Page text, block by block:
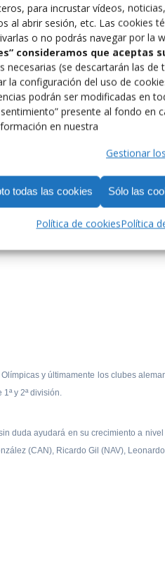
para incrustar vídeos,
al abrir sesión, etc. Las cookies
o no podrás navegar por la
consideramos que aceptas
necesarias (se descartarán las
la configuración del uso de
podrán ser modificadas en
presente al fondo en
en nuestra
Gestionar
todas las cookies Sólo las
Política de cookiesPolítica
y últimamente los clubes
y 2ª división.
duda ayudará en su crecimiento a
(CAN), Ricardo Gil (NAV),